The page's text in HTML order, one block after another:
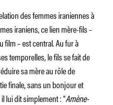
des femmes iraniennes à
iraniens, ce lien mère-fils –
film – est central. Au fur à
temporelles, le fils se fait de
sa mère au rôle de
finale, sans un bonjour et
lui dit simplement : “Amène-